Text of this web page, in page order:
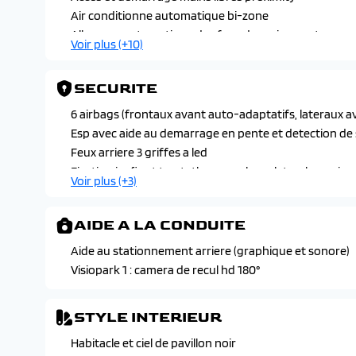
Air conditionne automatique bi-zone
Allumage automatique des feux de croisement
Banquette 2 places au rang 3 avec dossiers
Essuie-vitre avant a declenchement
Leve-vitres avant et arriere electriques et
Pare-brise teinte feuillete acoustique
Plancher de coffre modulable 2 positions
Retroviseur interieur electrochrome
Retroviseurs exterieurs degivrants a reglage et
Voir plus (+10)
SECURITE
6 airbags (frontaux avant auto-adaptatifs, lateraux
Esp avec aide au demarrage en pente et detection
Feux arriere 3 griffes a led
Fixation isofix et top tether aux places laterales arriere
Frein de stationnement electrique
Voir plus (+3)
AIDE A LA CONDUITE
Aide au stationnement arriere (graphique et sonore)
Visiopark 1 : camera de recul hd 180°
STYLE INTERIEUR
Habitacle et ciel de pavillon noir